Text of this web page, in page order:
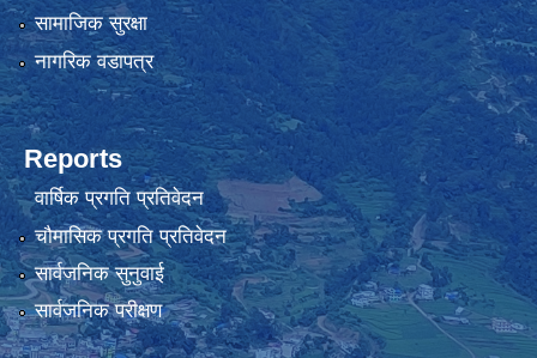
सामाजिक सुरक्षा
नागरिक वडापत्र
Reports
वार्षिक प्रगति प्रतिवेदन
चौमासिक प्रगति प्रतिवेदन
सार्वजनिक सुनुवाई
सार्वजनिक परीक्षण